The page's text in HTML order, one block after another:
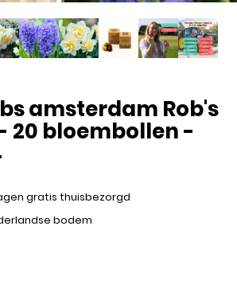
amsterdam Rob's
20 bloembollen -
gratis thuisbezorgd
bodem